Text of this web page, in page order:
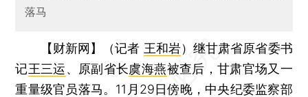
落马
【财新网】（记者 王和岩） 继甘肃省原省委书
记王三运、原副省长虞海燕被查后，甘肃官场又一
重量级官员落马。11月29日傍晚，中央纪委监察部